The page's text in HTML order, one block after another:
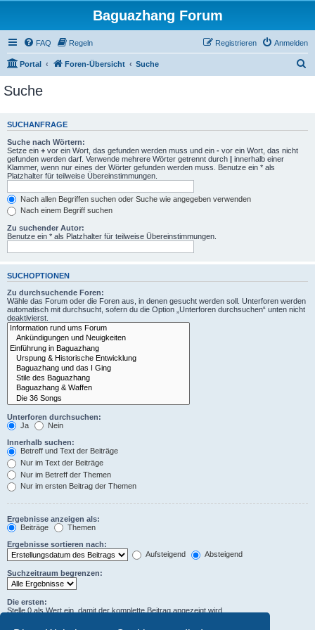
Baguazhang Forum
FAQ Regeln Anmelden
Registrieren
Portal Foren-Übersicht Suche
e
Suche
SUCHANFRAGE
Suche nach Wörtern:
Setze ein + vor ein Wort, das gefunden werden muss und ein - vor ein Wort, das nicht
gefunden werden darf. Verwende mehrere Wörter getrennt durch | innerhalb einer
Klammer, wenn nur eines der Wörter gefunden werden muss. Benutze ein * als
Platzhalter für teilweise Übereinstimmungen.
Nach allen Begriffen suchen oder Suche wie angegeben verwenden
Nach einem Begriff suchen
Zu suchender Autor:
Benutze ein * als Platzhalter für teilweise Übereinstimmungen.
SUCHOPTIONEN
Zu durchsuchende Foren:
Wähle das Forum oder die Foren aus, in denen gesucht werden soll. Unterforen werden
automatisch mit durchsucht, sofern du die Option „Unterforen durchsuchen“ unten nicht
deaktivierst.
Unterforen durchsuchen:
Ja
Nein
Innerhalb suchen:
Betreff und Text der Beiträge
Nur im Text der Beiträge
Nur im Betreff der Themen
Nur im ersten Beitrag der Themen
Ergebnisse anzeigen als:
Beiträge
Themen
Ergebnisse sortieren nach:
Aufsteigend
Absteigend
Suchzeitraum begrenzen:
Die ersten:
Stelle 0 als Wert ein, damit der komplette Beitrag angezeigt wird.